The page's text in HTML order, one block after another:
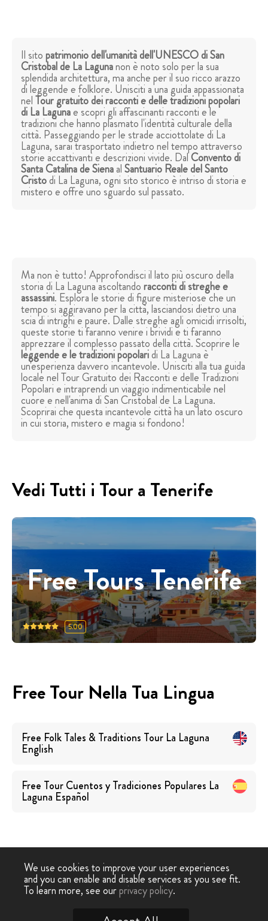
Il sitopatrimonio dell'umanità dell'UNESCO di San
Cristobal de La Lagunanon è noto solo per la sua
splendida architettura, ma anche per il suo ricco arazzo
di leggende e folklore. Unisciti a una guida appassionata
nelTour gratuito dei racconti e delle tradizioni popolari
di La Lagunae scopri gli affascinanti racconti e le
tradizioni che hanno plasmato l'identità culturale della
città. Passeggiando per le strade acciottolate di La
Laguna, sarai trasportato indietro nel tempo attraverso
storie accattivanti e descrizioni vivide. DalConvento di
Santa Catalina de SienaalSantuario Reale del Santo
Cristodi La Laguna, ogni sito storico è intriso di storia e
mistero e offre uno sguardo sul passato.
Ma non è tutto! Approfondisci il lato più oscuro della
storia di La Laguna ascoltandoracconti di streghe e
assassini. Esplora le storie di figure misteriose che un
tempo si aggiravano per la città, lasciandosi dietro una
scia di intrighi e paure. Dalle streghe agli omicidi irrisolti,
queste storie ti faranno venire i brividi e ti faranno
apprezzare il complesso passato della città. Scoprire le
leggende e le tradizioni popolaridi La Laguna è
un'esperienza davvero incantevole. Unisciti alla tua guida
locale nel Tour Gratuito dei Racconti e delle Tradizioni
Popolari e intraprendi un viaggio indimenticabile nel
cuore e nell'anima di San Cristobal de La Laguna.
Scoprirai che questa incantevole città ha un lato oscuro
in cui storia, mistero e magia si fondono!
Vedi Tutti i Tour a Tenerife
Free Tours Tenerife
5.00
Free Tour Nella Tua Lingua
Free Folk Tales & Traditions Tour La Laguna
English
Free Tour Cuentos y Tradiciones Populares La
Laguna Español
Free
Walking
Tour
- Free Tour
Tenerife › Free Tour Racconti e
Tradizioni Popolari La Laguna
We use cookies to improve your user experiences
and you can enable and disable services as you see fit.
To learn more, see ourprivacy policy.